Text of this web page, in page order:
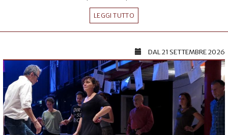
LEGGI TUTTO
DAL21 SETTEMBRE 2026